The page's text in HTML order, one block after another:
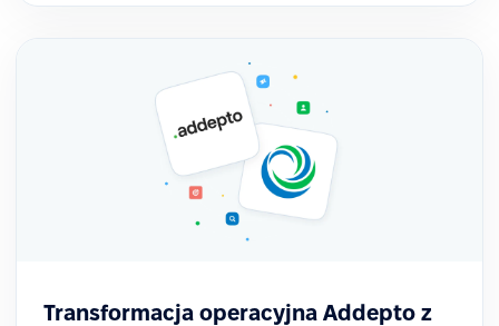
Transformacja operacyjna Addepto z